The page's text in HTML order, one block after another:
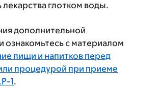
лекарства глотком воды.
дополнительной
с материалом
пищи и напитков перед
процедурой при приеме
1.